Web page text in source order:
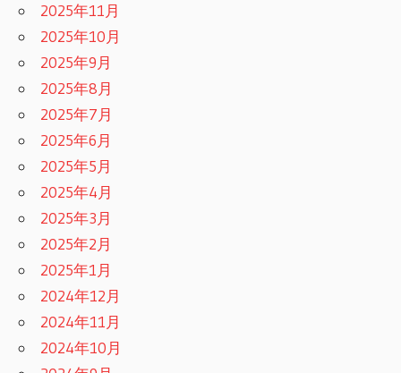
2025年11月
2025年10月
2025年9月
2025年8月
2025年7月
2025年6月
2025年5月
2025年4月
2025年3月
2025年2月
2025年1月
2024年12月
2024年11月
2024年10月